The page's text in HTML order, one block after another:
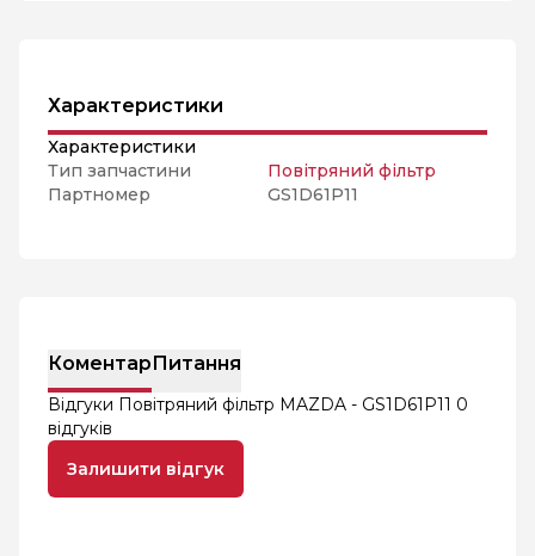
Характеристики
Характеристики
Тип запчастини
Повітряний фільтр
Партномер
GS1D61P11
КоментарПитання
Відгуки Повітряний фільтр MAZDA - GS1D61P11 0
відгуків
Залишити відгук